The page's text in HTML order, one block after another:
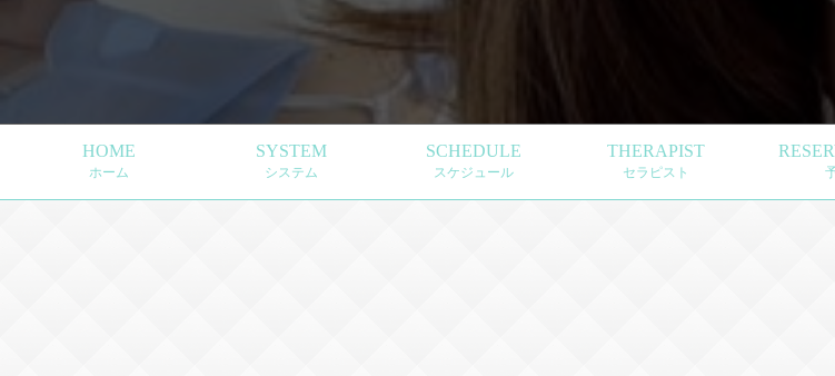
HOME
ホーム
SYSTEM
システム
SCHEDULE
スケジュール
THERAPIST
セラピスト